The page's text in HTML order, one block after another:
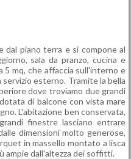
piano terra e si compone al
sala da pranzo, cucina e
5 mq, che affaccia sull'interno e
esterno. Tramite la bella
dove troviamo due grandi
di balcone con vista mare
L'abitazione ben conservata,
finestre lasciano entrare
dimensioni molto generose,
in massello montato a lisca
ampie dall'altezza dei soffitti.